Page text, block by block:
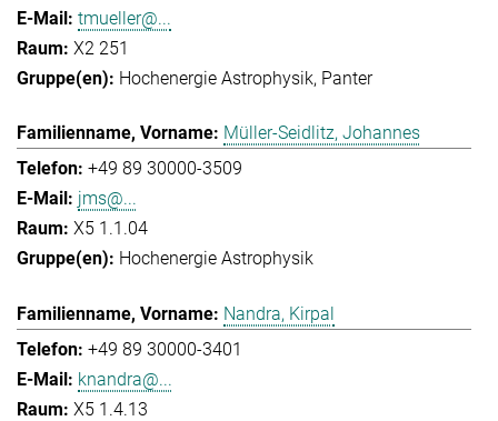
tmueller@...
X2 251
Hochenergie Astrophysik Panter
Müller-Seidlitz, Johannes
+49 89 30000-3509
jms@...
X5 1.1.04
Hochenergie Astrophysik
Nandra, Kirpal
+49 89 30000-3401
knandra@...
X5 1.4.13